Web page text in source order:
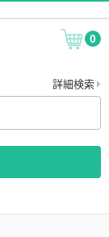
0
詳細検索